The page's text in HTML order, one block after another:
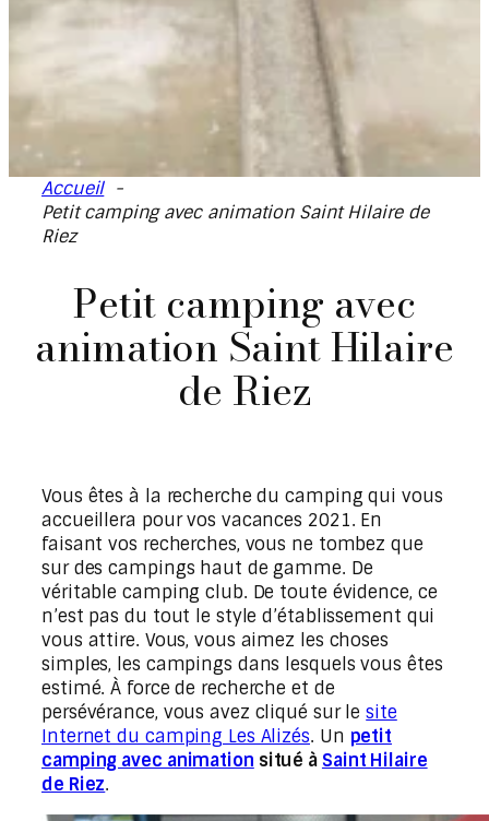
Accueil
Petit camping avec animation Saint Hilaire de
Riez
Petit camping avec
animation Saint Hilaire
de Riez
Vous êtes à la recherche du camping qui vous
accueillera pour vos vacances 2021. En
faisant vos recherches, vous ne tombez que
sur des campings haut de gamme. De
véritable camping club. De toute évidence, ce
n’est pas du tout le style d’établissement qui
vous attire. Vous, vous aimez les choses
simples, les campings dans lesquels vous êtes
estimé. À force de recherche et de
persévérance, vous avez cliqué sur lesite
Internet du camping Les Alizés. Un petit
camping avec animation situé à Saint Hilaire
de Riez.